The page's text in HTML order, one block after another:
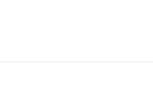
мелодию.
шторы. Площадь - 100м,
Profoto D1 500